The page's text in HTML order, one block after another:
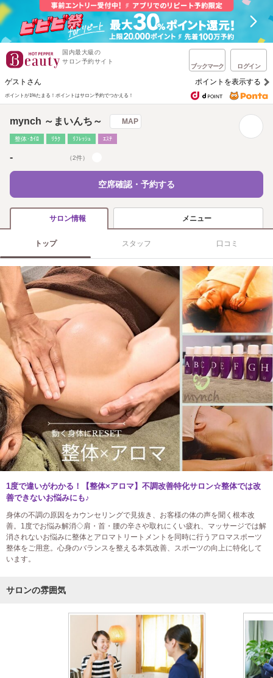
国内最大級の
サロン予約サイト
ブックマーク ログイン
ゲストさん ポイントを表示する
ポイントが1%たまる！ ポイントはサロン予約でつかえる！
mynch ～まいんち～ MAP
整体･ｶｲﾛ ﾘﾗｸ ﾘﾌﾚｯｼｭ ｴｽﾃ
- （2件）
空席確認・予約する
サロン情報 メニュー
トップ スタッフ 口コミ
1度で違いがわかる！【整体×アロマ】不調改善特化サロン☆整体では改
善できないお悩みにも♪
身体の不調の原因をカウンセリングで見抜き、お客様の体の声を聞く根本改
善。1度でお悩み解消◇肩・首・腰の辛さや取れにくい疲れ、マッサージでは解
消されないお悩みに整体とアロマトリートメントを同時に行うアロマスポーツ
整体をご用意。心身のバランスを整える本気改善、スポーツの向上に特化して
います。
サロンの雰囲気